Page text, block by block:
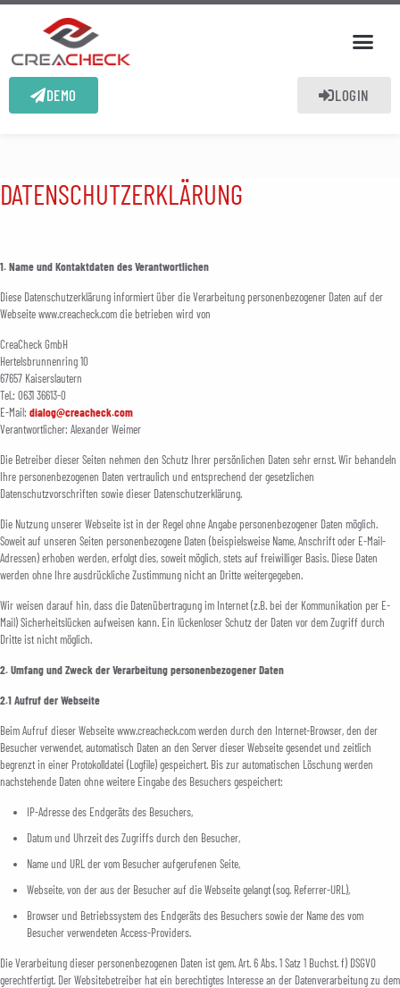
DEMO LOGIN
DATENSCHUTZERKLÄRUNG
1. Name und Kontaktdaten des Verantwortlichen
Diese Datenschutzerklärung informiert über die Verarbeitung personenbezogener Daten auf der
Webseite www.creacheck.com die betrieben wird von
CreaCheck GmbH
Hertelsbrunnenring 10
67657 Kaiserslautern
Tel.: 0631 36613-0
E-Mail: dialog@creacheck.com
Verantwortlicher: Alexander Weimer
Die Betreiber dieser Seiten nehmen den Schutz Ihrer persönlichen Daten sehr ernst. Wir behandeln
Ihre personenbezogenen Daten vertraulich und entsprechend der gesetzlichen
Datenschutzvorschriften sowie dieser Datenschutzerklärung.
Die Nutzung unserer Webseite ist in der Regel ohne Angabe personenbezogener Daten möglich.
Soweit auf unseren Seiten personenbezogene Daten (beispielsweise Name, Anschrift oder E-Mail-
Adressen) erhoben werden, erfolgt dies, soweit möglich, stets auf freiwilliger Basis. Diese Daten
werden ohne Ihre ausdrückliche Zustimmung nicht an Dritte weitergegeben.
Wir weisen darauf hin, dass die Datenübertragung im Internet (z.B. bei der Kommunikation per E-
Mail) Sicherheitslücken aufweisen kann. Ein lückenloser Schutz der Daten vor dem Zugriff durch
Dritte ist nicht möglich.
2. Umfang und Zweck der Verarbeitung personenbezogener Daten
2.1 Aufruf der Webseite
Beim Aufruf dieser Webseite www.creacheck.com werden durch den Internet-Browser, den der
Besucher verwendet, automatisch Daten an den Server dieser Webseite gesendet und zeitlich
begrenzt in einer Protokolldatei (Logfile) gespeichert. Bis zur automatischen Löschung werden
nachstehende Daten ohne weitere Eingabe des Besuchers gespeichert:
IP-Adresse des Endgeräts des Besuchers,
Datum und Uhrzeit des Zugriffs durch den Besucher,
Name und URL der vom Besucher aufgerufenen Seite,
Webseite, von der aus der Besucher auf die Webseite gelangt (sog. Referrer-URL),
Browser und Betriebssystem des Endgeräts des Besuchers sowie der Name des vom
Besucher verwendeten Access-Providers.
Die Verarbeitung dieser personenbezogenen Daten ist gem. Art. 6 Abs. 1 Satz 1 Buchst. f) DSGVO
gerechtfertigt. Der Websitebetreiber hat ein berechtigtes Interesse an der Datenverarbeitung zu dem